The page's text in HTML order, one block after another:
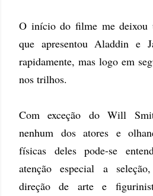
O início do filme me deixou
que apresentou Aladdin e
rapidamente, mas logo em
nos trilhos.
Com exceção do Will
nenhum dos atores e
físicas deles pode-se
atenção especial a
direção de arte e